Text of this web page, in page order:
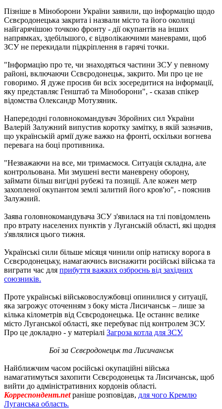
Пізніше в Міноборони України заявили, що інформацію щодо
Сєвєродонецька закрита і назвали місто та його околиці
найгарячішою точкою фронту - дії окупантів на інших
напрямках, здебільшого, є відволікаючими маневрами, щоб
ЗСУ не перекидали підкріплення в гарячі точки.
"Інформацію про те, чи знаходяться частини ЗСУ у певному
районі, включаючи Сєвєродонецьк, закрито. Ми про це не
говоримо. Я дуже просив би всіх зосередитися на інформації,
яку представляє Генштаб та Міноборони", - сказав спікер
відомства Олександр Мотузяник.
Напередодні головнокомандувач Збройних сил України
Валерій Залужний випустив коротку замітку, в якій зазначив,
що українській армії дуже важко на фронті, оскільки вогнева
перевага на боці противника.
"Незважаючи на все, ми тримаємося. Ситуація складна, але
контрольована. Ми змушені вести маневрену оборону,
займати більш вигідні рубежі та позиції. Але кожен метр
захопленої окупантом землі залитий його кров'ю", - пояснив
Залужний.
Заява головнокомандувача ЗСУ з'явилася на тлі повідомлень
про втрату населених пунктів у Луганській області, які щодня
з'являлися цього тижня.
Українські сили більше місяця чинили опір натиску ворога в
Сєвєродонецьку, намагаючись виснажити російські війська та
виграти час для прибуття важких озброєнь від західних
союзників.
Проте українські військовослужбовці опинилися у ситуації,
яка загрожує оточенням з боку міста Лисичанськ – лише за
кілька кілометрів від Сєвєродонецька. Це останнє велике
місто Луганської області, яке перебуває під контролем ЗСУ.
Про це докладно - у матеріалі Загроза котла для ЗСУ.
Бої за Сєвєродонецьк та Лисичанськ
Найближчим часом російські окупаційні війська
намагатимуться захопити Сєвєродонецьк та Лисичанськ, щоб
вийти до адміністративних кордонів області.
Корреспондент.netраніше розповідав, для чого Кремлю
Луганська область.